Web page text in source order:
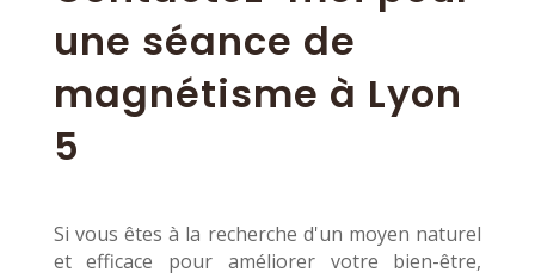
une séance de
magnétisme à Lyon
5
Si vous êtes à la recherche d'un moyen naturel
et efficace pour améliorer votre bien-être,